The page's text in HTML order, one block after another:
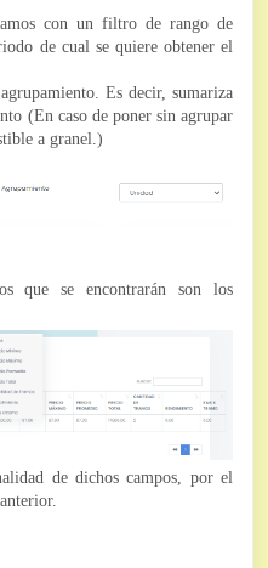
con un filtro de rango de
de cual se quiere obtener el
Es decir, sumariza
(En caso de poner sin agrupar
a granel.)
que se encontrarán son los
de dichos campos, por el